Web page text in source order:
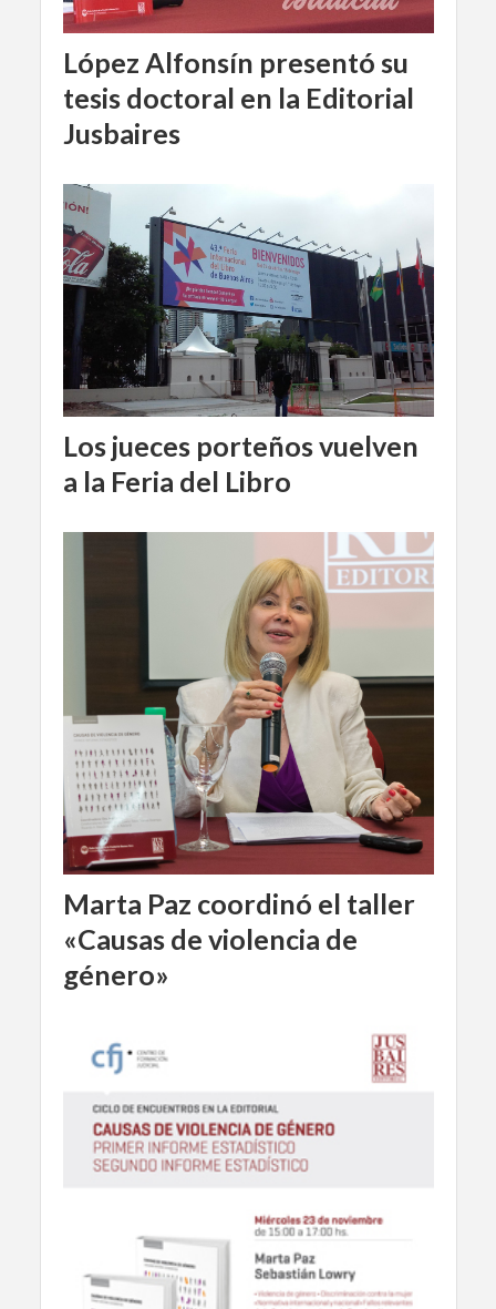
López Alfonsín presentó su
tesis doctoral en la Editorial
Jusbaires
Los jueces porteños vuelven
a la Feria del Libro
Marta Paz coordinó el taller
«Causas de violencia de
género»